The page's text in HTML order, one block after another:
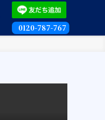
0120-787-767